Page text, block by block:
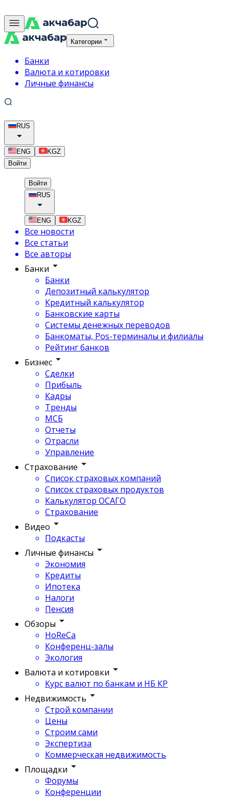
Категории
Банки
Валюта и котировки
Личные финансы
RUS
ENG
KGZ
Войти
Войти
RUS
ENG KGZ
Все новости
Все статьи
Все авторы
Банки
Банки
Депозитный калькулятор
Кредитный калькулятор
Банковские карты
Системы денежных переводов
Банкоматы, Pos-терминалы и филиалы
Рейтинг банков
Бизнес
Сделки
Прибыль
Кадры
Тренды
МСБ
Отчеты
Отрасли
Управление
Страхование
Список страховых компаний
Список страховых продуктов
Калькулятор ОСАГО
Страхование
Видео
Подкасты
Личные финансы
Экономия
Кредиты
Ипотека
Налоги
Пенсия
Обзоры
HoReCa
Конференц-залы
Экология
Валюта и котировки
Курс валют по банкам и НБ КР
Недвижимость
Строй компании
Цены
Строим сами
Экспертиза
Коммерческая недвижимость
Площадки
Форумы
Конференции